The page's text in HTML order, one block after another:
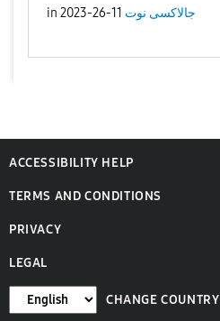
in جالاكسى نوت 11-26-2023
ACCESSIBILITY HELP
TERMS AND CONDITIONS
PRIVACY
LEGAL
CHANGE COUNTRY